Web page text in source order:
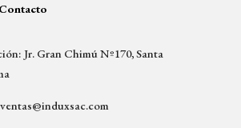
Jr. Gran Chimú Nº170, Santa
ventas@induxsac.com